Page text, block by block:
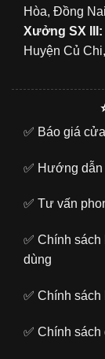
Hòa, Đồng
Xưởng SX III:
Huyện Củ
✅ Báo giá cửa
✅ Hướng
✅ Tư vấn
✅ Chính sách
dùng
✅ Chính sách
✅ Chính sách